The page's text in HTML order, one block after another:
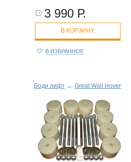
3 990 Р.
В КОРЗИНУ
В ИЗБРАННОЕ
Боди лифт → Great Wall Hover